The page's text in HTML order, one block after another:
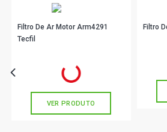
Filtro De Ar Motor Arm4291
Tecfil
em até 1x de
VER PRODUTO
Filtro